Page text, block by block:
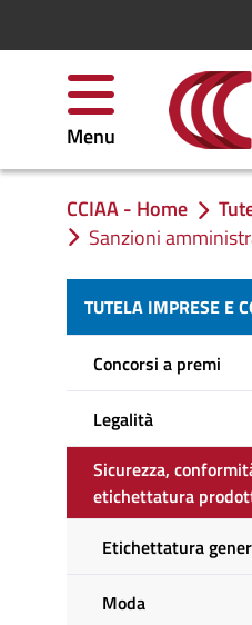
Menu
Ti trovi in:
CCIAA - Home
Sanzioni
TUTELA IMPRESE E
Concorsi a premi
Legalità
Sicurezza,
etichettatura
Etichettatura
Moda